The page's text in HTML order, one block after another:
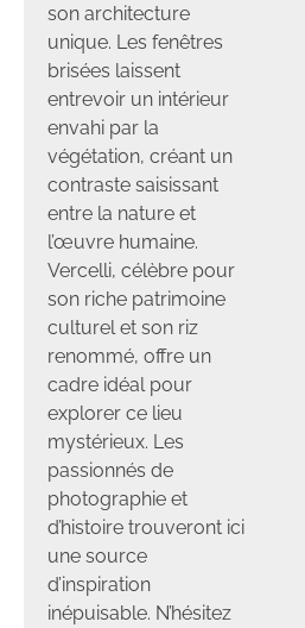
son architecture
unique. Les fenêtres
brisées laissent
entrevoir un intérieur
envahi par la
végétation, créant un
contraste saisissant
entre la nature et
l’œuvre humaine.
Vercelli, célèbre pour
son riche patrimoine
culturel et son riz
renommé, offre un
cadre idéal pour
explorer ce lieu
mystérieux. Les
passionnés de
photographie et
d’histoire trouveront ici
une source
d’inspiration
inépuisable. N’hésitez